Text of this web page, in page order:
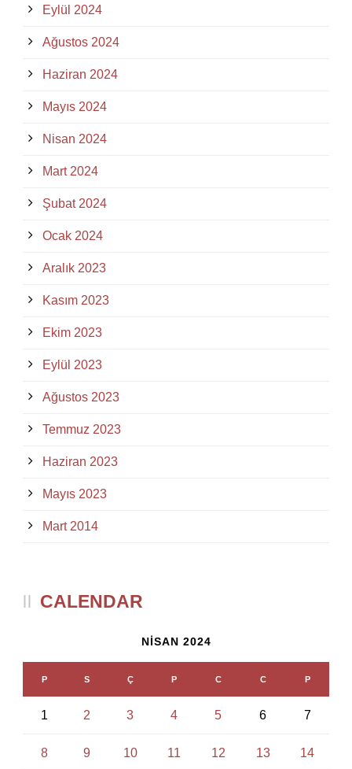
Eylül 2024
Ağustos 2024
Haziran 2024
Mayıs 2024
Nisan 2024
Mart 2024
Şubat 2024
Ocak 2024
Aralık 2023
Kasım 2023
Ekim 2023
Eylül 2023
Ağustos 2023
Temmuz 2023
Haziran 2023
Mayıs 2023
Mart 2014
CALENDAR
NISAN 2024
P S Ç P C C P
1 2 3 4 5 6 7
8 9 10 11 12 13 14